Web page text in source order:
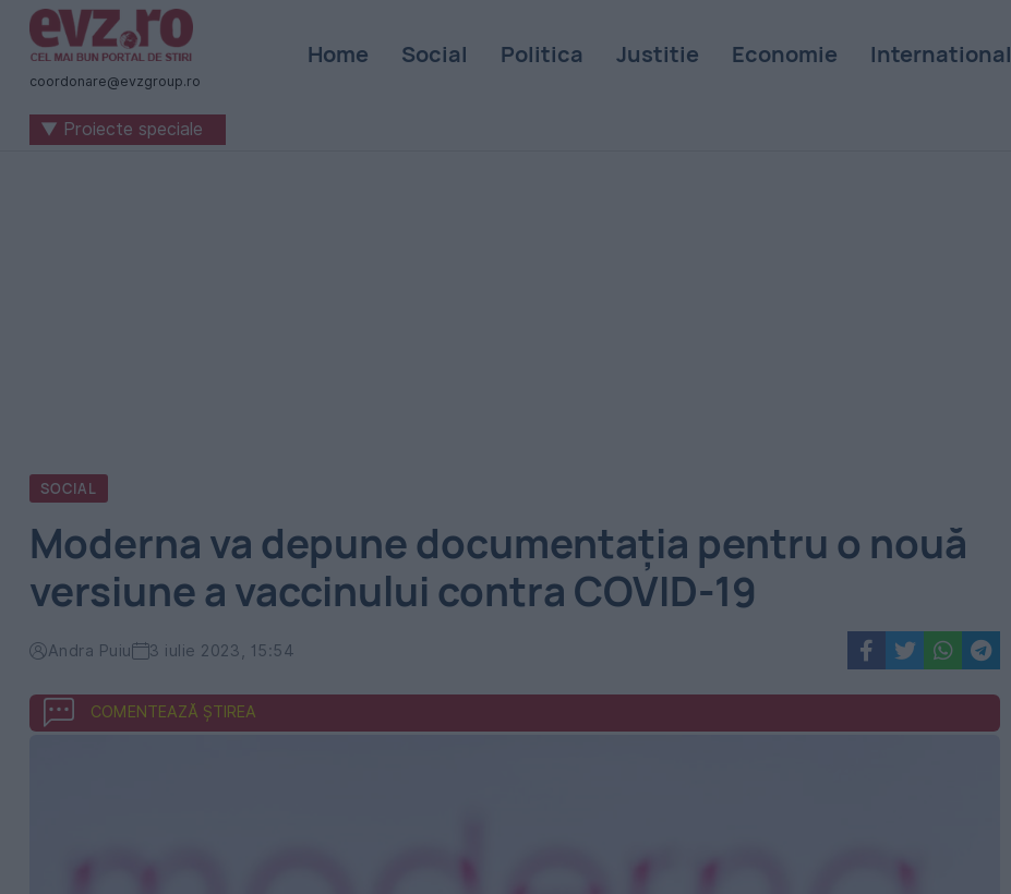
Știri
naționale
internaționale
coordonare@evzgroup.ro
Home Social Politica Justitie Economie International
▼ Proiecte speciale
SOCIAL
Moderna va depune documentația pentru o nouă
versiune a vaccinului contra COVID-19
Andra Puiu 3 iulie 2023, 15:54
COMENTEAZĂ ȘTIREA